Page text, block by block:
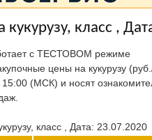
кукурузу, класс ,
с ТЕСТОВОМ режиме
цены на кукурузу
(МСК) и носят
класс , Дата: 23.07.2020